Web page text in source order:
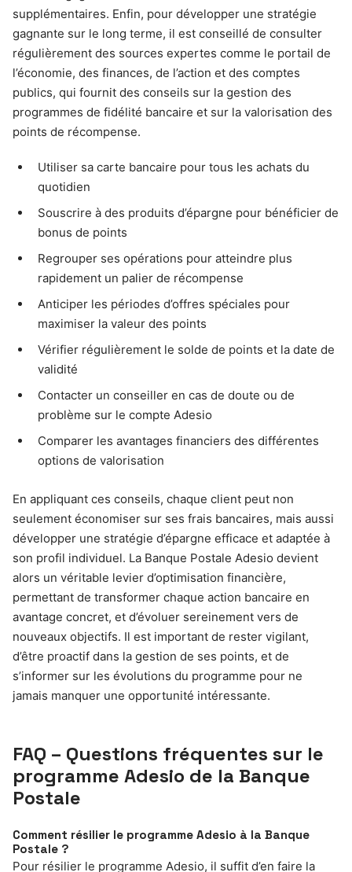
supplémentaires. Enfin, pour développer une stratégie
gagnante sur le long terme, il est conseillé de consulter
régulièrement des sources expertes comme le portail de
l’économie, des finances, de l’action et des comptes
publics, qui fournit des conseils sur la gestion des
programmes de fidélité bancaire et sur la valorisation des
points de récompense.
Utiliser sa carte bancaire pour tous les achats du
quotidien
Souscrire à des produits d’épargne pour bénéficier de
bonus de points
Regrouper ses opérations pour atteindre plus
rapidement un palier de récompense
Anticiper les périodes d’offres spéciales pour
maximiser la valeur des points
Vérifier régulièrement le solde de points et la date de
validité
Contacter un conseiller en cas de doute ou de
problème sur le compte Adesio
Comparer les avantages financiers des différentes
options de valorisation
En appliquant ces conseils, chaque client peut non
seulement économiser sur ses frais bancaires, mais aussi
développer une stratégie d’épargne efficace et adaptée à
son profil individuel. La Banque Postale Adesio devient
alors un véritable levier d’optimisation financière,
permettant de transformer chaque action bancaire en
avantage concret, et d’évoluer sereinement vers de
nouveaux objectifs. Il est important de rester vigilant,
d’être proactif dans la gestion de ses points, et de
s’informer sur les évolutions du programme pour ne
jamais manquer une opportunité intéressante.
FAQ – Questions fréquentes sur le
programme Adesio de la Banque
Postale
Comment résilier le programme Adesio à la Banque
Postale ?
Pour résilier le programme Adesio, il suffit d’en faire la